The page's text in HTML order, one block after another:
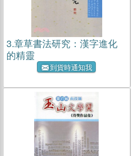
3.章草書法研究：漢字進化
的精靈
到貨時通知我